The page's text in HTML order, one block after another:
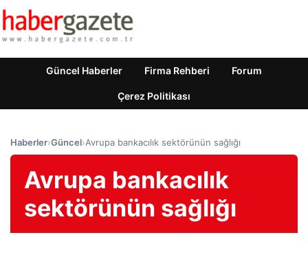
Güncel Haberler Firma Rehberi Forum
Çerez Politikası
Haberler›Güncel›Avrupa bankacılık sektörünün sağlığı
Avrupa bankacılık
sektörünün sağlığı